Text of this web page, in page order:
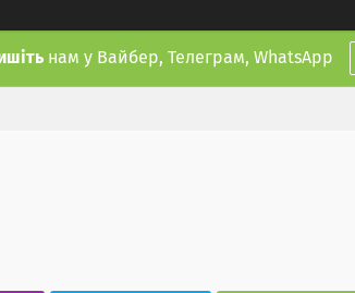
нам у Вайбер, Телеграм, WhatsApp